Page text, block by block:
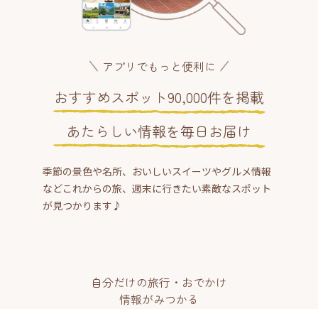
アプリでもっと便利に
おすすめスポット90,000件を掲載
あたらしい情報を毎日お届け
季節の景色や名所、おいしいスイーツやグルメ情報
などこれからの旅、週末に行きたい素敵なスポット
が見つかります♪
自分だけの旅行・おでかけ
情報がみつかる